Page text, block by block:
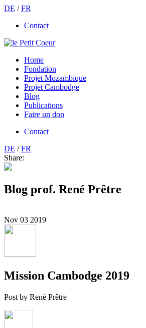
DE /FR
Contact
Home
Fondation
Projet Mozambique
Projet Cambodge
Blog
Publications
Faire un don
Contact
DE /FR
Share:
Blog prof. René Prêtre
Nov 03 2019
Mission Cambodge 2019
Post by René Prêtre